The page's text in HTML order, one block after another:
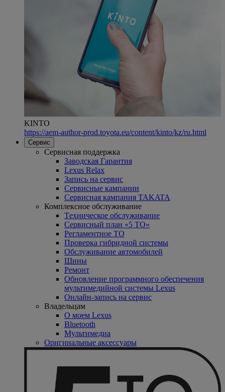
KINTO
https://aem-author-prod.toyota.eu/content/kinto/kz/ru.html
Сервис
Сервисная поддержка
Заводская Гарантия
Lexus Relax
Запись на сервис
Сервисные кампании
Сервисная кампания TAKATA
Комплексное обслуживание
Tехническое обслуживание
Сервисный план «5 ТО»
Регламентное ТО
Проверка гибридной системы
Oбслуживание автомобилей
Шины
Ремонт
Обновление программного обеспечения
мультимедийной системы Lexus
Онлайн-запись на сервис
Владельцам
O моем Lexus
Bluetooth
Mультимедиа
Оригинальные аксессуары